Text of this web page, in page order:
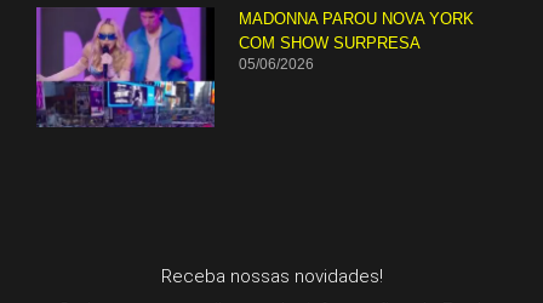
MADONNA PAROU NOVA YORK
COM SHOW SURPRESA
05/06/2026
Receba nossas novidades!